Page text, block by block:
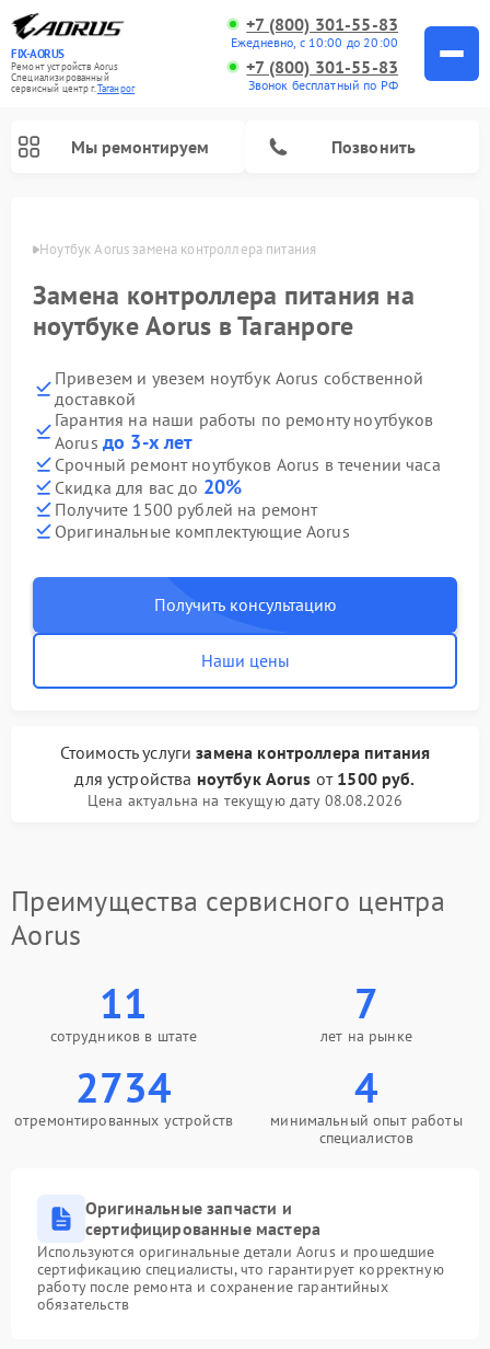
FIX-AORUS
Ремонт устройств Aorus
Специализированный
cервисный центр г.Таганрог
+7 (800) 301-55-83
Ежедневно, с 10:00 до 20:00
+7 (800) 301-55-83
Звонок бесплатный по РФ
Мы ремонтируем Позвонить
Ноутбук Aorus замена контроллера питания
Замена контроллера питания на
ноутбуке Aorus в Таганроге
Привезем и увезем ноутбук Aorus собственной
доставкой
Гарантия на наши работы по ремонту ноутбуков
Aorus до 3-х лет
Срочный ремонт ноутбуков Aorus в течении часа
Скидка для вас до 20%
Получите 1500 рублей на ремонт
Оригинальные комплектующие Aorus
Получить консультацию
Наши цены
Стоимость услугизамена контроллера питания
для устройства ноутбук Aorus от 1500 руб.
Цена актуальна на текущую дату 08.08.2026
Преимущества сервисного центра
Aorus
11
сотрудников в штате
7
лет на рынке
2734
отремонтированных устройств
4
минимальный опыт работы
специалистов
Оригинальные запчасти и
сертифицированные мастера
Используются оригинальные детали Aorus и прошедшие
сертификацию специалисты, что гарантирует корректную
работу после ремонта и сохранение гарантийных
обязательств